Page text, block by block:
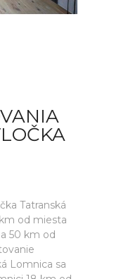
Tatranská
od miesta
50 km od
Lomnica sa